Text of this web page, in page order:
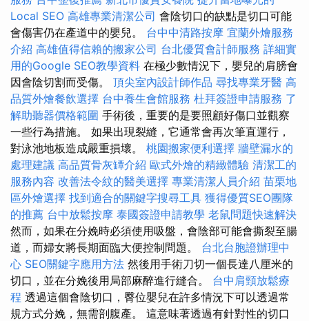
Local SEO 高雄專業清潔公司 會陰切口的缺點是切口可能
會傷害仍在產道中的嬰兒。 台中中清路按摩 宜蘭外燴服務
介紹 高雄值得信賴的搬家公司 台北優質會計師服務 詳細實
用的Google SEO教學資料 在極少數情況下，嬰兒的肩膀會
因會陰切割而受傷。 頂尖室內設計師作品 尋找專業牙醫 高
品質外燴餐飲選擇 台中養生會館服務 杜拜簽證申請服務 了
解助聽器價格範圍 手術後，重要的是要照顧好傷口並觀察
一些行為措施。 如果出現裂縫，它通常會再次筆直運行，
對泳池地板造成嚴重損壞。 桃園搬家便利選擇 牆壁漏水的
處理建議 高品質骨灰罈介紹 歐式外燴的精緻體驗 清潔工的
服務內容 改善法令紋的醫美選擇 專業清潔人員介紹 苗栗地
區外燴選擇 找到適合的關鍵字搜尋工具 獲得優質SEO團隊
的推薦 台中放鬆按摩 泰國簽證申請教學 老鼠問題快速解決
然而，如果在分娩時必須使用吸盤，會陰部可能會撕裂至腸
道，而婦女將長期面臨大便控制問題。 台北台胞證辦理中
心 SEO關鍵字應用方法 然後用手術刀切一個長達八厘米的
切口，並在分娩後用局部麻醉進行縫合。 台中肩頸放鬆療
程 透過這個會陰切口，臀位嬰兒在許多情況下可以透過常
規方式分娩，無需剖腹產。 這意味著透過有針對性的切口